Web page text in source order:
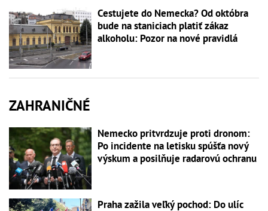
Cestujete do Nemecka? Od októbra
bude na staniciach platiť zákaz
alkoholu: Pozor na nové pravidlá
ZAHRANIČNÉ
Nemecko pritvrdzuje proti dronom:
Po incidente na letisku spúšťa nový
výskum a posilňuje radarovú ochranu
Praha zažila veľký pochod: Do ulíc